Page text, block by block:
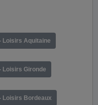
Loisirs Aquitaine
Loisirs Gironde
Loisirs Bordeaux